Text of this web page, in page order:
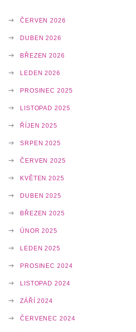
O
N
ČERVEN 2026
DUBEN 2026
BŘEZEN 2026
LEDEN 2026
PROSINEC 2025
LISTOPAD 2025
ŘÍJEN 2025
SRPEN 2025
ČERVEN 2025
KVĚTEN 2025
DUBEN 2025
BŘEZEN 2025
ÚNOR 2025
LEDEN 2025
PROSINEC 2024
LISTOPAD 2024
ZÁŘÍ 2024
ČERVENEC 2024